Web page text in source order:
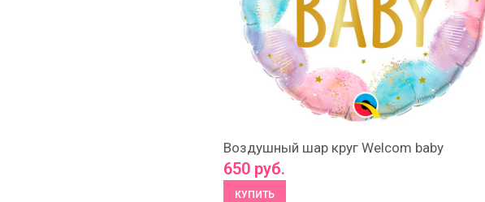
Воздушный шар круг Welcom baby
650руб.
КУПИТЬ